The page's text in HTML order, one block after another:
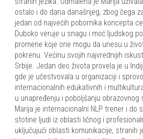
ostalo i do dana današnjeg, zbog čega
jedan od najvećih pobornika koncepta
Duboko veruje u snagu i moć ljudskog
promene koje one mogu da unesu u
pokrenu. Većinu svojih najvrednijih
Srbije. Jedan deo života provela je u
gde je učestvovala u organizaciji i
internacionalnih edukativnih i
u unapređenju i poboljšanju obrazovnog
Marija je internacionalni NLP trener i do
stotine ljudi iz oblasti ličnog i
uključujući oblasti komunikacije, stranih